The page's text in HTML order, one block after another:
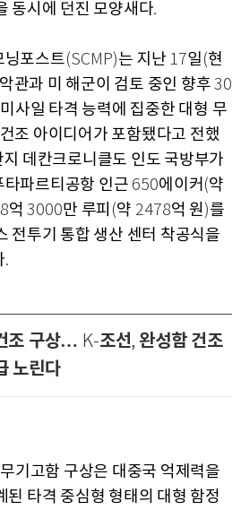
동시에 던진 모양새다.
닝포스트(SCMP)는 지난 17일 (현
관과 미 해군이 검토 중인 향후 30
사일 타격 능력에 집중한 대형 무
조 아이디어가 포함됐다고 전했
데칸크로니클도 인도 국방부가
파르티공항 인근 650에이커 (약
억 3000만 루피 (약 2478억 원 )를
전투기 통합 생산 센터 착공식을
.
조 구상… K-조선, 완성함 건조
노린다
기고함 구상은 대중국 억제력을
된 타격 중심형 형태의 대형 함정